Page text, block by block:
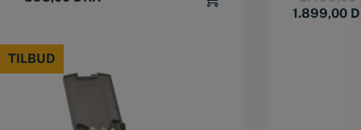
1.899,00
TILBUD
TILBUD